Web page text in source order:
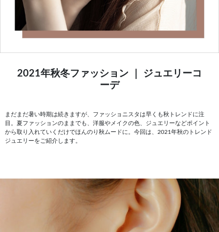
2021年秋冬ファッション ｜ ジュエリーコ
ーデ
まだまだ暑い時期は続きますが、ファッショニスタは早くも秋トレンドに注
目。夏ファッションのままでも、洋服やメイクの色、ジュエリーなどポイント
から取り入れていくだけでほんのり秋ムードに。今回は、2021年秋のトレンド
ジュエリーをご紹介します。